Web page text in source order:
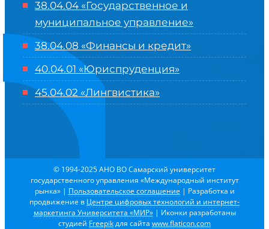
38.04.04 «Государственное и
муниципальное управление»
38.04.08 «Финансы и кредит»
40.04.01 «Юриспруденция»
45.04.02 «Лингвистика»
© 1994-2025 АНО ВО Самарский университет
государственного управления «Международный институт
рынка» | Пользовательское соглашение | Разработка и
продвижение в Центре цифровых технологий и интернет-
маркетинга Университета «МИР»| Иконки разработаны
студией Freepikдля сайта www.flaticon.com